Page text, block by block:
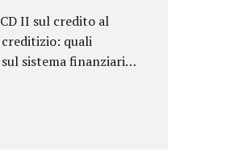
quali
sistema finanziario e